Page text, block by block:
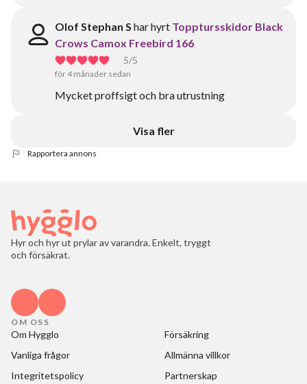
Olof Stephan S har hyrt Topptursskidor Black
Crows Camox Freebird 166
5/5
för 4 månader sedan
Mycket proffsigt och bra utrustning
Visa fler
Rapportera annons
Hyr och hyr ut prylar av varandra. Enkelt, tryggt
och försäkrat.
OM OSS
Om Hygglo
Försäkring
Vanliga frågor
Allmänna villkor
Integritetspolicy
Partnerskap